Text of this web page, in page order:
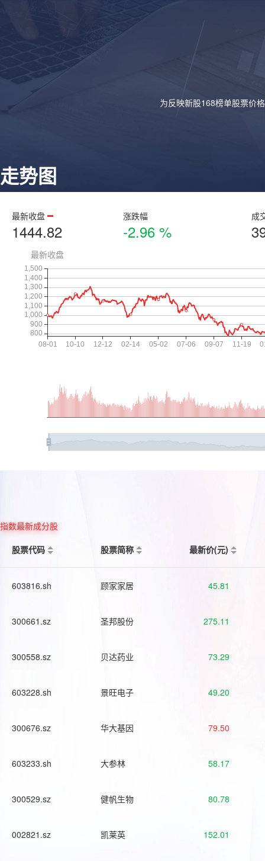
为反映新股168榜单股票价
走势图
最新收盘
1444.82
涨跌幅
-2.96 %
成
指数最新成分股
股票代码
股票简称 最新价(元)
603816.sh 顾家家居 45.81
300661.sz 圣邦股份 275.11
300558.sz 贝达药业 73.29
603228.sh 景旺电子 49.20
300676.sz 华大基因 79.50
603233.sh 大参林 58.17
300529.sz 健帆生物 80.78
002821.sz 凯莱英 152.01